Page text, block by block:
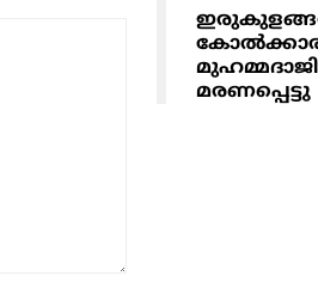
മുഹമ്മദാജി
മരണപ്പെട്ടു